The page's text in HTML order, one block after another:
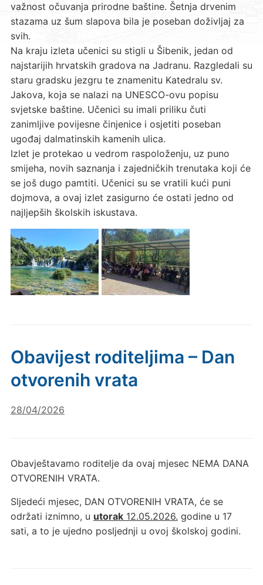
važnost očuvanja prirodne baštine. Šetnja drvenim
stazama uz šum slapova bila je poseban doživljaj za
svih.
Na kraju izleta učenici su stigli u Šibenik, jedan od
najstarijih hrvatskih gradova na Jadranu. Razgledali su
staru gradsku jezgru te znamenitu Katedralu sv.
Jakova, koja se nalazi na UNESCO-ovu popisu
svjetske baštine. Učenici su imali priliku čuti
zanimljive povijesne činjenice i osjetiti poseban
ugođaj dalmatinskih kamenih ulica.
Izlet je protekao u vedrom raspoloženju, uz puno
smijeha, novih saznanja i zajedničkih trenutaka koji će
se još dugo pamtiti. Učenici su se vratili kući puni
dojmova, a ovaj izlet zasigurno će ostati jedno od
najljepših školskih iskustava.
Obavijest roditeljima – Dan
otvorenih vrata
28/04/2026
Obavještavamo roditelje da ovaj mjesec NEMA DANA
OTVORENIH VRATA.
Sljedeći mjesec, DAN OTVORENIH VRATA, će se
održati iznimno, u utorak12.05.2026. godine u 17
sati, a to je ujedno posljednji u ovoj školskoj godini.